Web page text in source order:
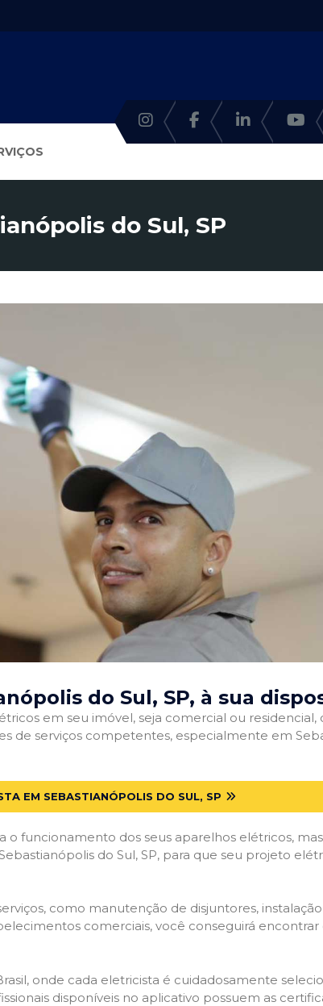
do Sul, SP
do Sul, SP, à sua
em seu imóvel, seja comercial ou residencial,
de serviços competentes, especialmente em
EM SEBASTIANÓPOLIS DO SUL, SP
funcionamento dos seus aparelhos elétricos,
do Sul, SP, para que seu projeto
como manutenção de disjuntores,
comerciais, você conseguirá
onde cada eletricista é cuidadosamente
disponíveis no aplicativo possuem as